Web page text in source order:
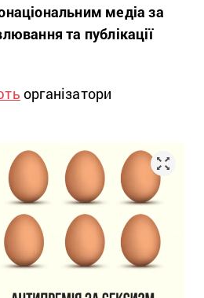
медіа за
та публікації
організатори